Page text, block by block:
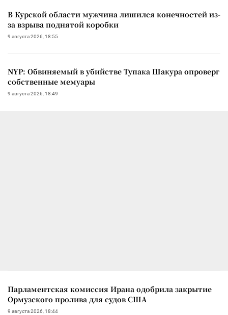
В Курской области мужчина лишился конечностей из-
за взрыва поднятой коробки
9 августа 2026, 18:55
NYP: Обвиняемый в убийстве Тупака Шакура опроверг
собственные мемуары
9 августа 2026, 18:49
Парламентская комиссия Ирана одобрила закрытие
Ормузского пролива для судов США
9 августа 2026, 18:44